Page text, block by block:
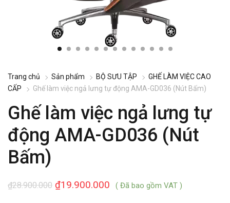
Trang chủ Sản phẩm BỘ SƯU TẬP
GHẾ LÀM VIỆC CAO
CẤP
Ghế làm việc ngả lưng tự động AMA-GD036 (Nút Bấm)
Ghế làm việc ngả lưng tự
động AMA-GD036 (Nút
Bấm)
28.900.000
₫ 19.900.000
₫ ( Đã bao gồm VAT )